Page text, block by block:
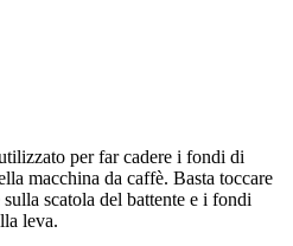
per far cadere i fondi di
macchina da caffè. Basta toccare
scatola del battente e i fondi
leva.